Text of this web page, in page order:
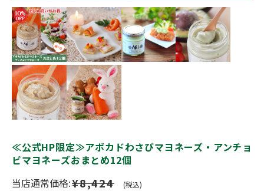
≪公式HP限定≫アボカドわさびマヨネーズ・アンチョ
ビマヨネーズおまとめ12個
当店通常価格:¥8,424 (税込)